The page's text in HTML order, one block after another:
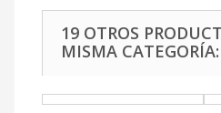
19 OTROS
MISMA CATEGORÍA: